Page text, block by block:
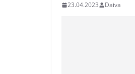
23.04.2023 Daiva